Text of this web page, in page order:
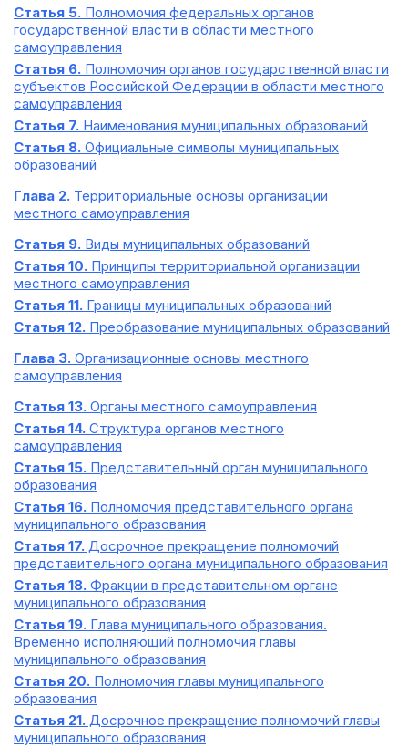
Статья 5. Полномочия федеральных органов
государственной власти в области местного
самоуправления
Статья 6. Полномочия органов государственной власти
субъектов Российской Федерации в области местного
самоуправления
Статья 7. Наименования муниципальных образований
Статья 8. Официальные символы муниципальных
образований
Глава 2. Территориальные основы организации
местного самоуправления
Статья 9. Виды муниципальных образований
Статья 10. Принципы территориальной организации
местного самоуправления
Статья 11. Границы муниципальных образований
Статья 12. Преобразование муниципальных образований
Глава 3. Организационные основы местного
самоуправления
Статья 13. Органы местного самоуправления
Статья 14. Структура органов местного
самоуправления
Статья 15. Представительный орган муниципального
образования
Статья 16. Полномочия представительного органа
муниципального образования
Статья 17. Досрочное прекращение полномочий
представительного органа муниципального образования
Статья 18. Фракции в представительном органе
муниципального образования
Статья 19. Глава муниципального образования.
Временно исполняющий полномочия главы
муниципального образования
Статья 20. Полномочия главы муниципального
образования
Статья 21. Досрочное прекращение полномочий главы
муниципального образования